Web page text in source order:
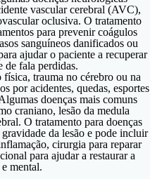
vascular cerebral (AVC),
oclusiva. O tratamento
para prevenir coágulos
sanguíneos danificados ou
ajudar o paciente a recuperar
de fala perdidas.
física, trauma no cérebro ou na
por acidentes, quedas, esportes
doenças mais comuns
craniano, lesão da medula
O tratamento para doenças
da lesão e pode incluir
cirurgia para reparar
para ajudar a restaurar a
mental.